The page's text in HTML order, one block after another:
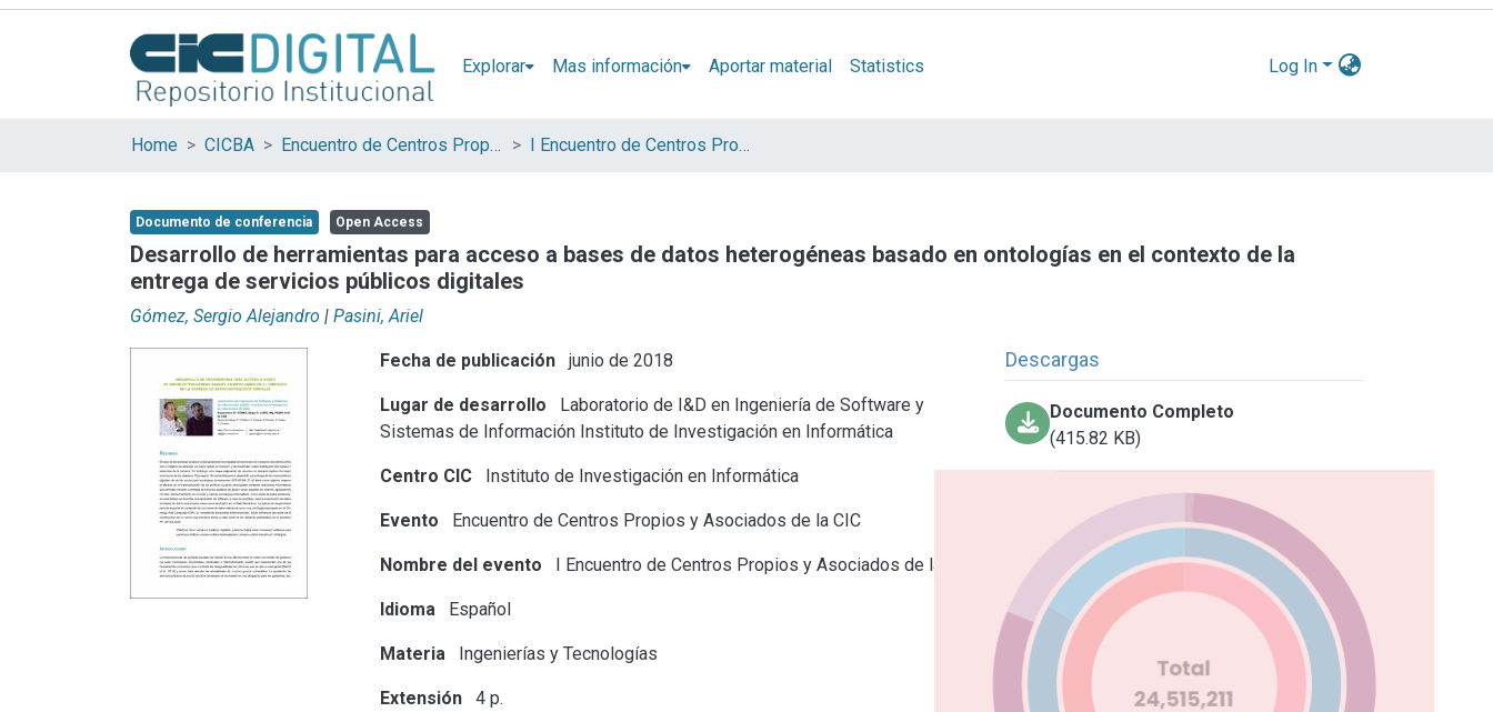
Explorar Mas información Aportar material Statistics Log In
Home CICBA Encuentro de Centros Propios y Asociados de la CIC I Encuentro de Centros Propios y Asociados de la CIC
Documento de conferencia Open Access
Desarrollo de herramientas para acceso a bases de datos heterogéneas basado en ontologías en el contexto de la
entrega de servicios públicos digitales
Gómez, Sergio Alejandro | Pasini, Ariel
Fecha de publicación junio de 2018
Lugar de desarrollo
Laboratorio de I&D en Ingeniería de Software y
Sistemas de Información Instituto de Investigación en Informática
Centro CIC Instituto de Investigación en Informática
Evento Encuentro de Centros Propios y Asociados de la CIC
Nombre del evento I Encuentro de Centros Propios y Asociados de la CIC
Idioma Español
Materia Ingenierías y Tecnologías
Extensión 4 p.
Descargas
Documento Completo
(415.82 KB)